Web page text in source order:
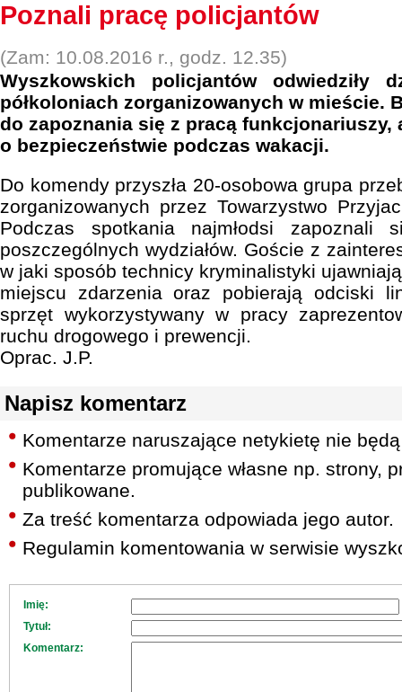
Poznali pracę policjantów
(Zam: 10.08.2016 r., godz. 12.35)
Wyszkowskich policjantów odwiedziły
półkoloniach zorganizowanych w mieście.
do zapoznania się z pracą funkcjonariuszy,
o bezpieczeństwie podczas wakacji.
Do komendy przyszła 20-osobowa grupa
zorganizowanych przez Towarzystwo
Podczas spotkania najmłodsi zapoznali
poszczególnych wydziałów. Goście z
w jaki sposób technicy kryminalistyki
miejscu zdarzenia oraz pobierają odciski
sprzęt wykorzystywany w pracy
ruchu drogowego i prewencji.
Oprac. J.P.
Napisz komentarz
Komentarze naruszające netykietę nie
Komentarze promujące własne np. strony,
publikowane.
Za treść komentarza odpowiada jego autor.
Regulamin komentowania w serwisie
Imię:
Tytuł:
Komentarz: